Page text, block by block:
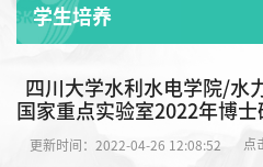
学生培养
四川大学水利水电学院/水
国家重点实验室2022年博
更新时间：2022-04-26 12:08:52 点